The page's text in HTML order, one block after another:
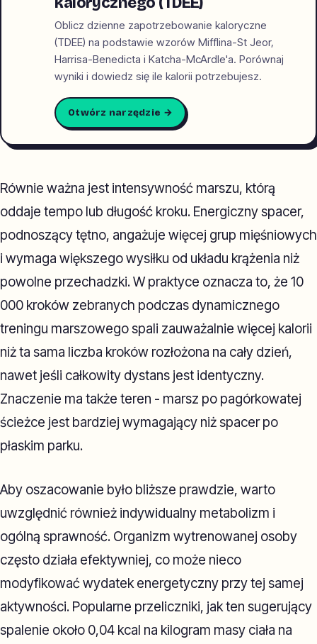
Oblicz dzienne zapotrzebowanie kaloryczne
(TDEE) na podstawie wzorów Mifflina-St Jeor,
Harrisa-Benedicta i Katcha-McArdle'a. Porównaj
wyniki i dowiedz się ile kalorii potrzebujesz.
Otwórz narzędzie →
Równie ważna jest intensywność marszu, którą
oddaje tempo lub długość kroku. Energiczny spacer,
podnoszący tętno, angażuje więcej grup mięśniowych
i wymaga większego wysiłku od układu krążenia niż
powolne przechadzki. W praktyce oznacza to, że 10
000 kroków zebranych podczas dynamicznego
treningu marszowego spali zauważalnie więcej kalorii
niż ta sama liczba kroków rozłożona na cały dzień,
nawet jeśli całkowity dystans jest identyczny.
Znaczenie ma także teren - marsz po pagórkowatej
ścieżce jest bardziej wymagający niż spacer po
płaskim parku.
Aby oszacowanie było bliższe prawdzie, warto
uwzględnić również indywidualny metabolizm i
ogólną sprawność. Organizm wytrenowanej osoby
często działa efektywniej, co może nieco
modyfikować wydatek energetyczny przy tej samej
aktywności. Popularne przeliczniki, jak ten sugerujący
spalenie około 0,04 kcal na kilogram masy ciała na